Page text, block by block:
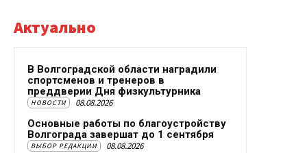
Актуально
В Волгоградской области наградили
спортсменов и тренеров в
преддверии Дня физкультурника
НОВОСТИ 08.08.2026
Основные работы по благоустройству
Волгограда завершат до 1 сентября
ВЫБОР РЕДАКЦИИ 08.08.2026